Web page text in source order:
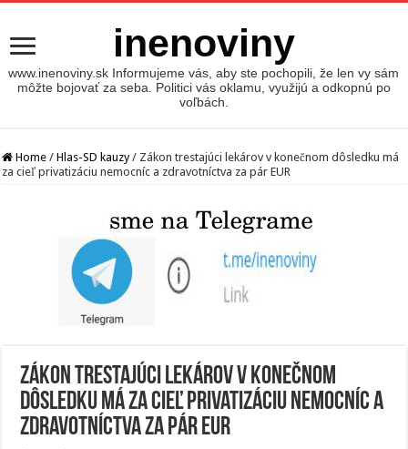
inenoviny
www.inenoviny.sk Informujeme vás, aby ste pochopili, že len vy sám
môžte bojovať za seba. Politici vás oklamu, využijú a odkopnú po
voľbách.
Home / Hlas-SD kauzy / Zákon trestajúci lekárov v konečnom dôsledku má
za cieľ privatizáciu nemocníc a zdravotníctva za pár EUR
Zákon trestajúci lekárov v konečnom
dôsledku má za cieľ privatizáciu nemocníc a
zdravotníctva za pár EUR